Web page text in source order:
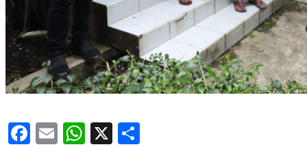
Facebook
EmailWhatsApp
X